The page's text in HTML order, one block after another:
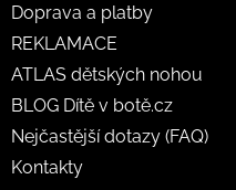
Doprava a platby
REKLAMACE
ATLAS dětských nohou
BLOG Dítě v botě.cz
Nejčastější dotazy (FAQ)
Kontakty